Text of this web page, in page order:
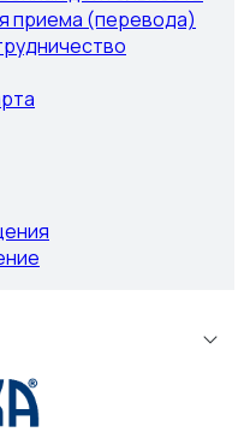
приема (перевода)